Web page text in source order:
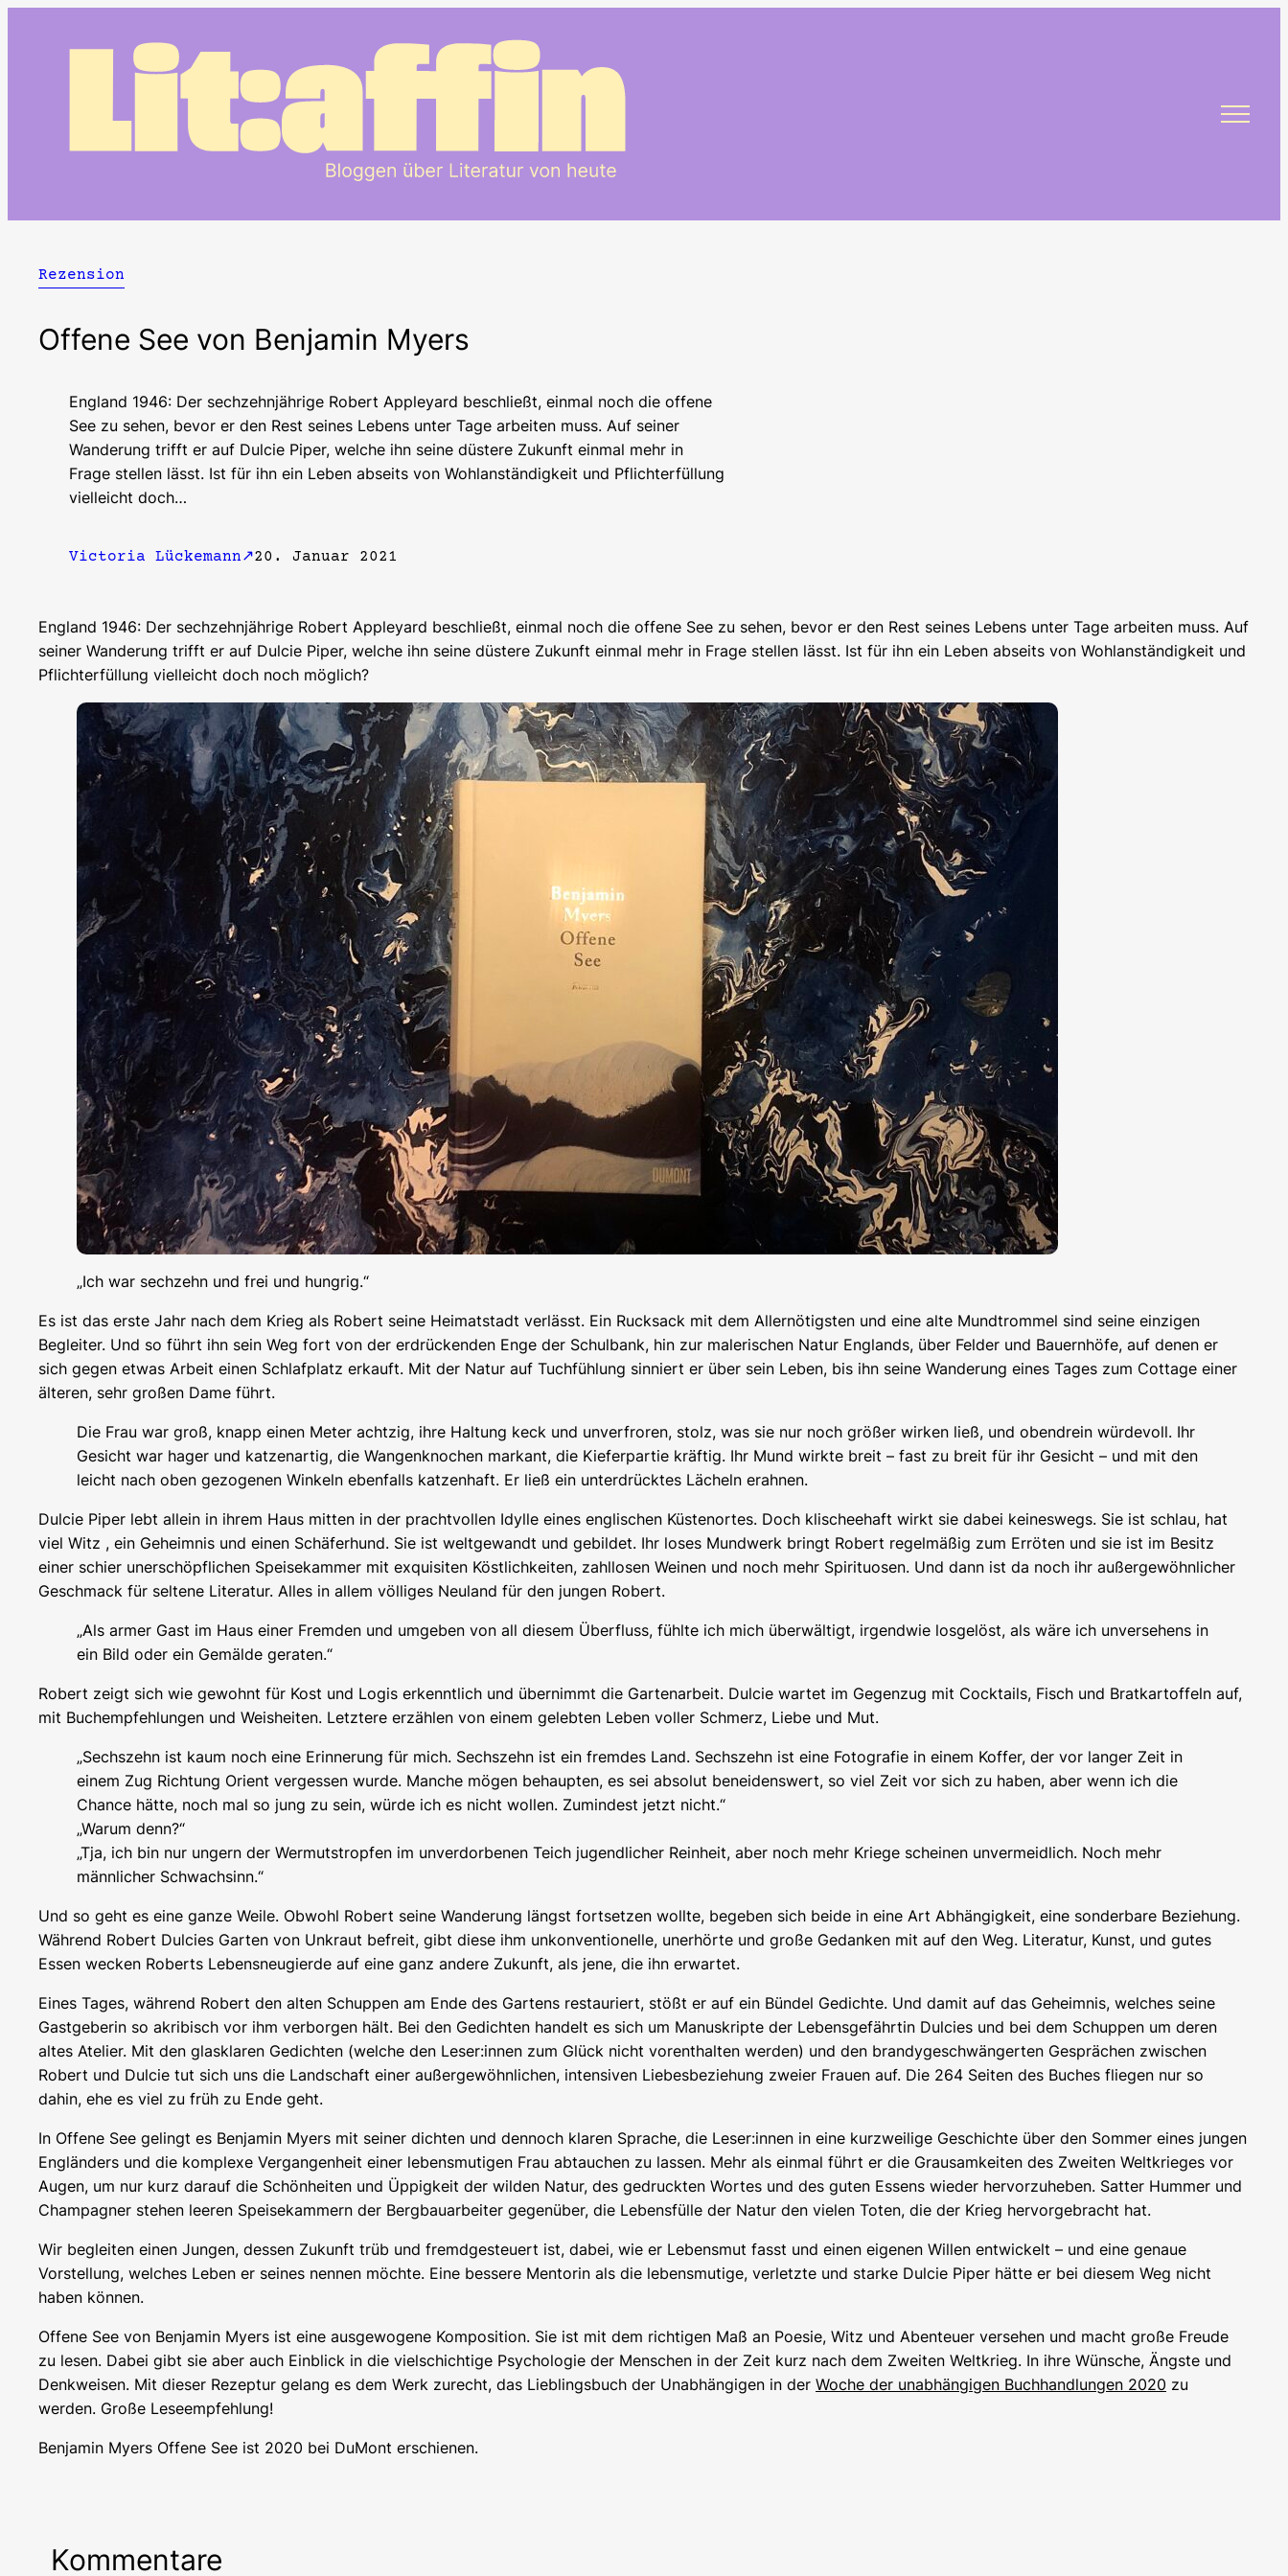
Rezension
Offene See von Benjamin Myers
England 1946: Der sechzehnjährige Robert Appleyard beschließt, einmal noch die offene
See zu sehen, bevor er den Rest seines Lebens unter Tage arbeiten muss. Auf seiner
Wanderung trifft er auf Dulcie Piper, welche ihn seine düstere Zukunft einmal mehr in
Frage stellen lässt. Ist für ihn ein Leben abseits von Wohlanständigkeit und Pflichterfüllung
vielleicht doch…
Victoria Lückemann 20. Januar 2021
England 1946: Der sechzehnjährige Robert Appleyard beschließt, einmal noch die offene See zu sehen, bevor er den Rest seines Lebens unter Tage arbeiten muss. Auf
seiner Wanderung trifft er auf Dulcie Piper, welche ihn seine düstere Zukunft einmal mehr in Frage stellen lässt. Ist für ihn ein Leben abseits von Wohlanständigkeit und
Pflichterfüllung vielleicht doch noch möglich?
„Ich war sechzehn und frei und hungrig.“
Es ist das erste Jahr nach dem Krieg als Robert seine Heimatstadt verlässt. Ein Rucksack mit dem Allernötigsten und eine alte Mundtrommel sind seine einzigen
Begleiter. Und so führt ihn sein Weg fort von der erdrückenden Enge der Schulbank, hin zur malerischen Natur Englands, über Felder und Bauernhöfe, auf denen er
sich gegen etwas Arbeit einen Schlafplatz erkauft. Mit der Natur auf Tuchfühlung sinniert er über sein Leben, bis ihn seine Wanderung eines Tages zum Cottage einer
älteren, sehr großen Dame führt.
Die Frau war groß, knapp einen Meter achtzig, ihre Haltung keck und unverfroren, stolz, was sie nur noch größer wirken ließ, und obendrein würdevoll. Ihr
Gesicht war hager und katzenartig, die Wangenknochen markant, die Kieferpartie kräftig. Ihr Mund wirkte breit – fast zu breit für ihr Gesicht – und mit den
leicht nach oben gezogenen Winkeln ebenfalls katzenhaft. Er ließ ein unterdrücktes Lächeln erahnen.
Dulcie Piper lebt allein in ihrem Haus mitten in der prachtvollen Idylle eines englischen Küstenortes. Doch klischeehaft wirkt sie dabei keineswegs. Sie ist schlau, hat
viel Witz , ein Geheimnis und einen Schäferhund. Sie ist weltgewandt und gebildet. Ihr loses Mundwerk bringt Robert regelmäßig zum Erröten und sie ist im Besitz
einer schier unerschöpflichen Speisekammer mit exquisiten Köstlichkeiten, zahllosen Weinen und noch mehr Spirituosen. Und dann ist da noch ihr außergewöhnlicher
Geschmack für seltene Literatur. Alles in allem völliges Neuland für den jungen Robert.
„Als armer Gast im Haus einer Fremden und umgeben von all diesem Überfluss, fühlte ich mich überwältigt, irgendwie losgelöst, als wäre ich unversehens in
ein Bild oder ein Gemälde geraten.“
Robert zeigt sich wie gewohnt für Kost und Logis erkenntlich und übernimmt die Gartenarbeit. Dulcie wartet im Gegenzug mit Cocktails, Fisch und Bratkartoffeln auf,
mit Buchempfehlungen und Weisheiten. Letztere erzählen von einem gelebten Leben voller Schmerz, Liebe und Mut.
„Sechszehn ist kaum noch eine Erinnerung für mich. Sechszehn ist ein fremdes Land. Sechszehn ist eine Fotografie in einem Koffer, der vor langer Zeit in
einem Zug Richtung Orient vergessen wurde. Manche mögen behaupten, es sei absolut beneidenswert, so viel Zeit vor sich zu haben, aber wenn ich die
Chance hätte, noch mal so jung zu sein, würde ich es nicht wollen. Zumindest jetzt nicht.“
„Warum denn?“
„Tja, ich bin nur ungern der Wermutstropfen im unverdorbenen Teich jugendlicher Reinheit, aber noch mehr Kriege scheinen unvermeidlich. Noch mehr
männlicher Schwachsinn.“
Und so geht es eine ganze Weile. Obwohl Robert seine Wanderung längst fortsetzen wollte, begeben sich beide in eine Art Abhängigkeit, eine sonderbare Beziehung.
Während Robert Dulcies Garten von Unkraut befreit, gibt diese ihm unkonventionelle, unerhörte und große Gedanken mit auf den Weg. Literatur, Kunst, und gutes
Essen wecken Roberts Lebensneugierde auf eine ganz andere Zukunft, als jene, die ihn erwartet.
Eines Tages, während Robert den alten Schuppen am Ende des Gartens restauriert, stößt er auf ein Bündel Gedichte. Und damit auf das Geheimnis, welches seine
Gastgeberin so akribisch vor ihm verborgen hält. Bei den Gedichten handelt es sich um Manuskripte der Lebensgefährtin Dulcies und bei dem Schuppen um deren
altes Atelier. Mit den glasklaren Gedichten (welche den Leser:innen zum Glück nicht vorenthalten werden) und den brandygeschwängerten Gesprächen zwischen
Robert und Dulcie tut sich uns die Landschaft einer außergewöhnlichen, intensiven Liebesbeziehung zweier Frauen auf. Die 264 Seiten des Buches fliegen nur so
dahin, ehe es viel zu früh zu Ende geht.
In Offene See gelingt es Benjamin Myers mit seiner dichten und dennoch klaren Sprache, die Leser:innen in eine kurzweilige Geschichte über den Sommer eines jungen
Engländers und die komplexe Vergangenheit einer lebensmutigen Frau abtauchen zu lassen. Mehr als einmal führt er die Grausamkeiten des Zweiten Weltkrieges vor
Augen, um nur kurz darauf die Schönheiten und Üppigkeit der wilden Natur, des gedruckten Wortes und des guten Essens wieder hervorzuheben. Satter Hummer und
Champagner stehen leeren Speisekammern der Bergbauarbeiter gegenüber, die Lebensfülle der Natur den vielen Toten, die der Krieg hervorgebracht hat.
Wir begleiten einen Jungen, dessen Zukunft trüb und fremdgesteuert ist, dabei, wie er Lebensmut fasst und einen eigenen Willen entwickelt – und eine genaue
Vorstellung, welches Leben er seines nennen möchte. Eine bessere Mentorin als die lebensmutige, verletzte und starke Dulcie Piper hätte er bei diesem Weg nicht
haben können.
Offene See von Benjamin Myers ist eine ausgewogene Komposition. Sie ist mit dem richtigen Maß an Poesie, Witz und Abenteuer versehen und macht große Freude
zu lesen. Dabei gibt sie aber auch Einblick in die vielschichtige Psychologie der Menschen in der Zeit kurz nach dem Zweiten Weltkrieg. In ihre Wünsche, Ängste und
Denkweisen. Mit dieser Rezeptur gelang es dem Werk zurecht, das Lieblingsbuch der Unabhängigen in der Woche der unabhängigen Buchhandlungen 2020 zu
werden. Große Leseempfehlung!
Benjamin Myers Offene See ist 2020 bei DuMont erschienen.
Kommentare